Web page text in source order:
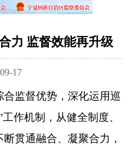
力 监督效能再升级
17
监督优势，深化运用巡
作机制，从健全制度、
贯通融合、凝聚合力，